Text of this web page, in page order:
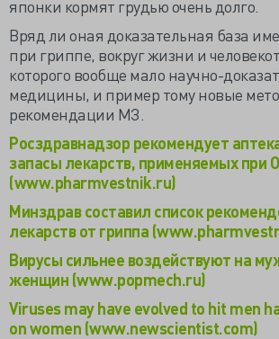
японки кормят грудью очень долго.
Вряд ли оная доказательная база
при гриппе, вокруг жизни и
которого вообще мало научно-
медицины, и пример тому новые
рекомендации МЗ.
Росздравнадзор рекомендует
запасы лекарств, применяемых при
(www.pharmvestnik.ru)
Минздрав составил список
лекарств от гриппа
Вирусы сильнее воздействуют на
женщин (www.popmech.ru)
Viruses may have evolved to hit men
on women (www.newscientist.com)